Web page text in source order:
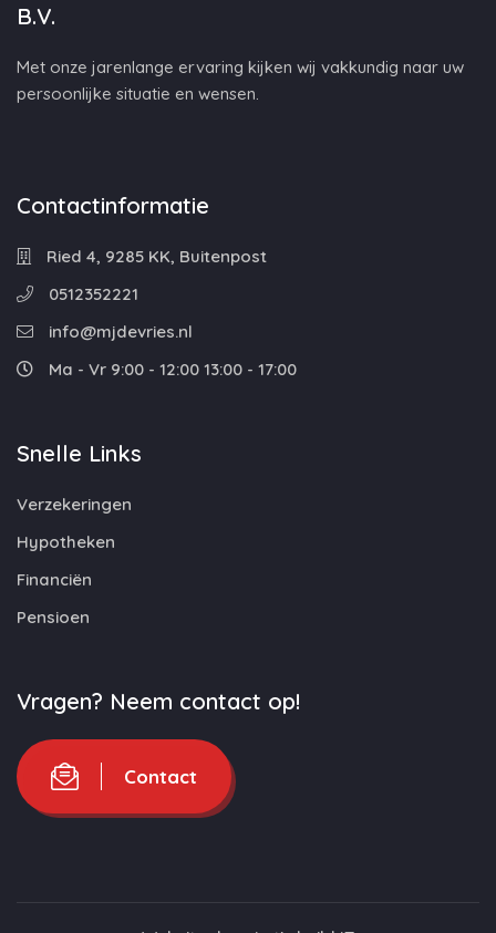
B.V.
Met onze jarenlange ervaring kijken wij vakkundig naar uw
persoonlijke situatie en wensen.
Contactinformatie
Ried 4, 9285 KK, Buitenpost
0512352221
info@mjdevries.nl
Ma - Vr 9:00 - 12:00 13:00 - 17:00
Snelle Links
Verzekeringen
Hypotheken
Financiën
Pensioen
Vragen? Neem contact op!
Contact